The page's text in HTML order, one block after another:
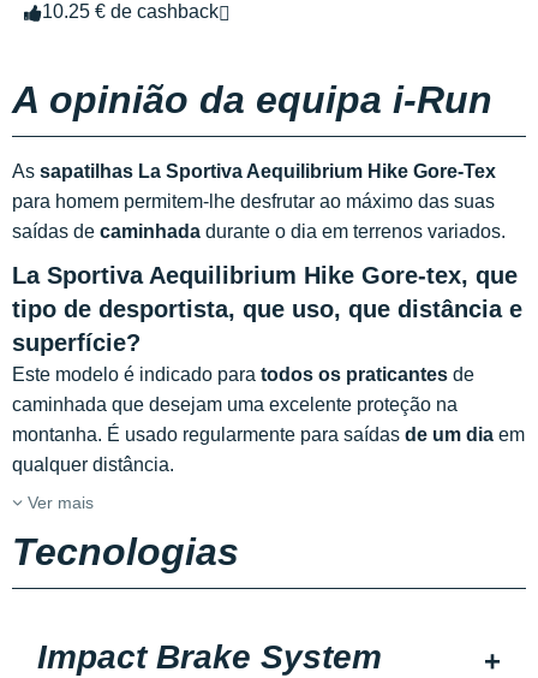
10.25 € de cashback
A opinião da equipa i-Run
As sapatilhas La Sportiva Aequilibrium Hike Gore-Tex
para homem permitem-lhe desfrutar ao máximo das suas
saídas de caminhada durante o dia em terrenos variados.
La Sportiva Aequilibrium Hike Gore-tex, que
tipo de desportista, que uso, que distância e
superfície?
Este modelo é indicado para todos os praticantes de
caminhada que desejam uma excelente proteção na
montanha. É usado regularmente para saídas de um dia em
qualquer distância.
Ver mais
Tecnologias
Impact Brake System